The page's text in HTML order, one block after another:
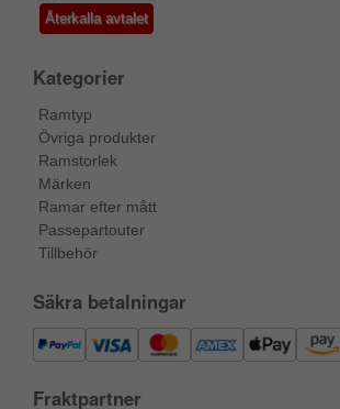
Återkalla avtalet
Kategorier
Ramtyp
Övriga produkter
Ramstorlek
Märken
Ramar efter mått
Passepartouter
Tillbehör
Säkra betalningar
Fraktpartner